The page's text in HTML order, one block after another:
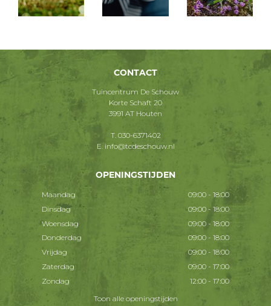
CONTACT
Tuincentrum De Schouw
Korte Schaft 20
3991 AT Houten
T. 030-6371402
E. info@tcdeschouw.nl
OPENINGSTIJDEN
Maandag
09:00 - 18:00
Dinsdag
09:00 - 18:00
Woensdag
09:00 - 18:00
Donderdag
09:00 - 18:00
Vrijdag
09:00 - 18:00
Zaterdag
09:00 - 17:00
Zondag
12:00 - 17:00
Toon alle openingstijden